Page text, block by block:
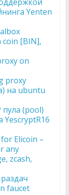
Yenten
[BIN],
on
proxy
на ubuntu
пула (pool)
YescryptR16
Elicoin –
any
zcash,
faucet